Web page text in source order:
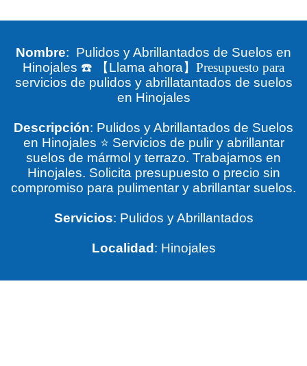
Nombre: Pulidos y Abrillantados de Suelos en
Hinojales ☎️ 【Llama ahora】Presupuesto para
servicios de pulidos y abrillatantados de suelos
en Hinojales
Descripción: Pulidos y Abrillantados de Suelos
en Hinojales ⭐ Servicios de pulir y abrillantar
suelos de mármol y terrazo. Trabajamos en
Hinojales. Solicita presupuesto o precio sin
compromiso para pulimentar y abrillantar suelos.
Servicios: Pulidos y Abrillantados
Localidad : Hinojales